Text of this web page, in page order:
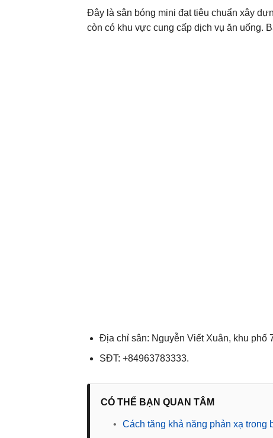
Đây là sân bóng mini đạt tiêu chuẩn xây
còn có khu vực cung cấp dịch vụ ăn uống.
Địa chỉ sân: Nguyễn Viết Xuân, khu phố
SĐT: +84963783333.
CÓ THỂ BẠN QUAN TÂM
•
Cách tăng khả năng phản xạ trong